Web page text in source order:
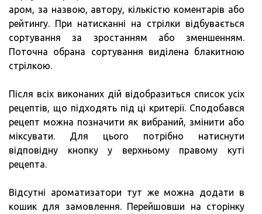
аром, за назвою, автору, кількістю коментарів або
рейтингу. При натисканні на стрілки відбувається
сортування за зростанням або зменшенням.
Поточна обрана сортування виділена блакитною
стрілкою.
Після всіх виконаних дій відобразиться список усіх
рецептів, що підходять під ці критерії. Сподобався
рецепт можна позначити як вибраний, змінити або
міксувати. Для цього потрібно натиснути
відповідну кнопку у верхньому правому куті
рецепта.
Відсутні ароматизатори тут же можна додати в
кошик для замовлення. Перейшовши на сторінку